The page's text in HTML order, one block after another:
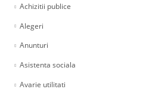
Achizitii publice
Alegeri
Anunturi
Asistenta sociala
Avarie utilitati